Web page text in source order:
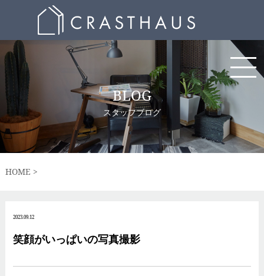
BLOG
スタッフブログ
HOME
2023.09.12
笑顔がいっぱいの写真撮影